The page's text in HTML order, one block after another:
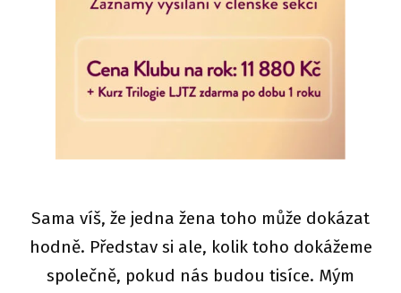
Sama víš, že jedna žena toho může dokázat
hodně. Představ si ale, kolik toho dokážeme
společně, pokud nás budou tisíce. Mým